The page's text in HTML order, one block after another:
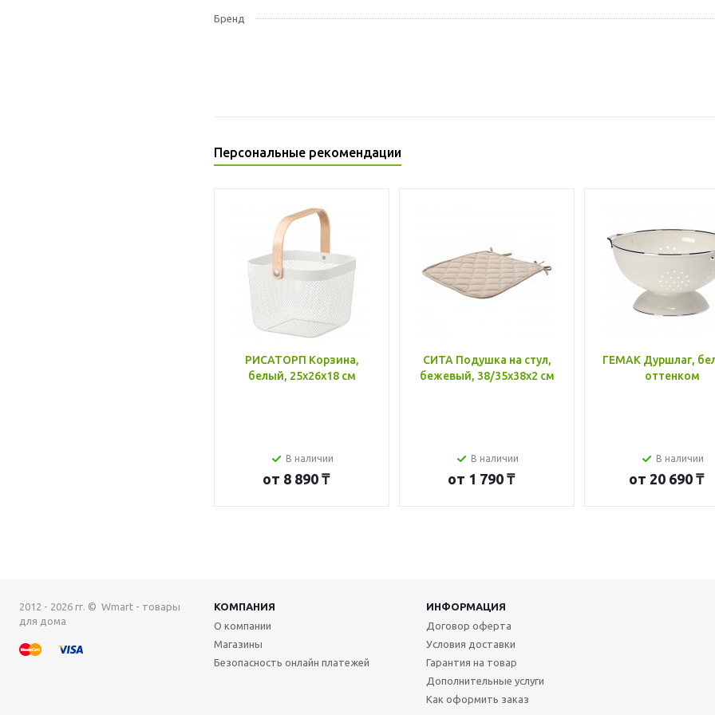
Бренд
Персональные рекомендации
РИСАТОРП Корзина,
белый, 25x26x18 см
В наличии
от 8 890 ₸
СИТА Подушка на стул,
бежевый, 38/35x38x2 см
В наличии
от 1 790 ₸
ГЕМАК Дуршлаг,
оттенком
В наличии
от 20 690 ₸
2012 - 2026 гг. © Wmart - товары
для дома
КОМПАНИЯ
ИНФОРМАЦИЯ
О компании
Магазины
Безопасность онлайн платежей
Договор оферта
Условия доставки
Гарантия на товар
Дополнительные услуги
Как оформить заказ